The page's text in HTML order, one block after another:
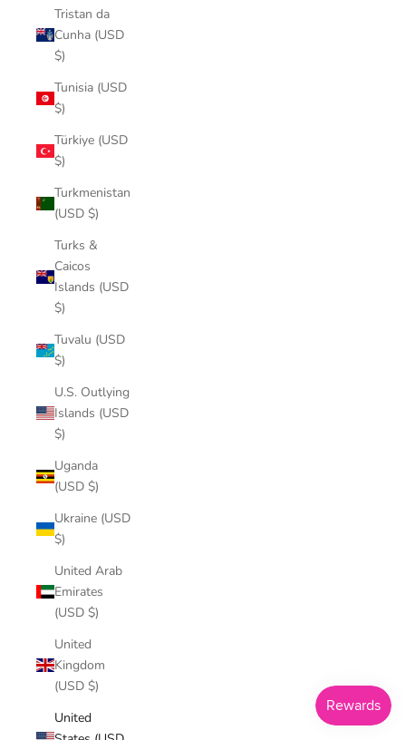
Tristan da
Cunha (USD
$)
Tunisia (USD
$)
Türkiye (USD
$)
Turkmenistan
(USD $)
Turks &
Caicos
Islands (USD
$)
Tuvalu (USD
$)
U.S. Outlying
Islands (USD
$)
Uganda
(USD $)
Ukraine (USD
$)
United Arab
Emirates
(USD $)
United
Kingdom
(USD $)
United